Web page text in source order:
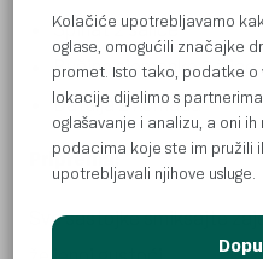
Kolačiće upotrebljavamo
oglase, omogućili značajke
promet. Isto tako, podatke
lokacije dijelimo s
oglašavanje i analizu, a oni
podacima koje ste im pružili
upotrebljavali njihove usluge.
Špinat 2 šalice
Bučine sjemenke 2 žlice
Datulja 2 komada
Priprema:
Sve sastojke smiksajte